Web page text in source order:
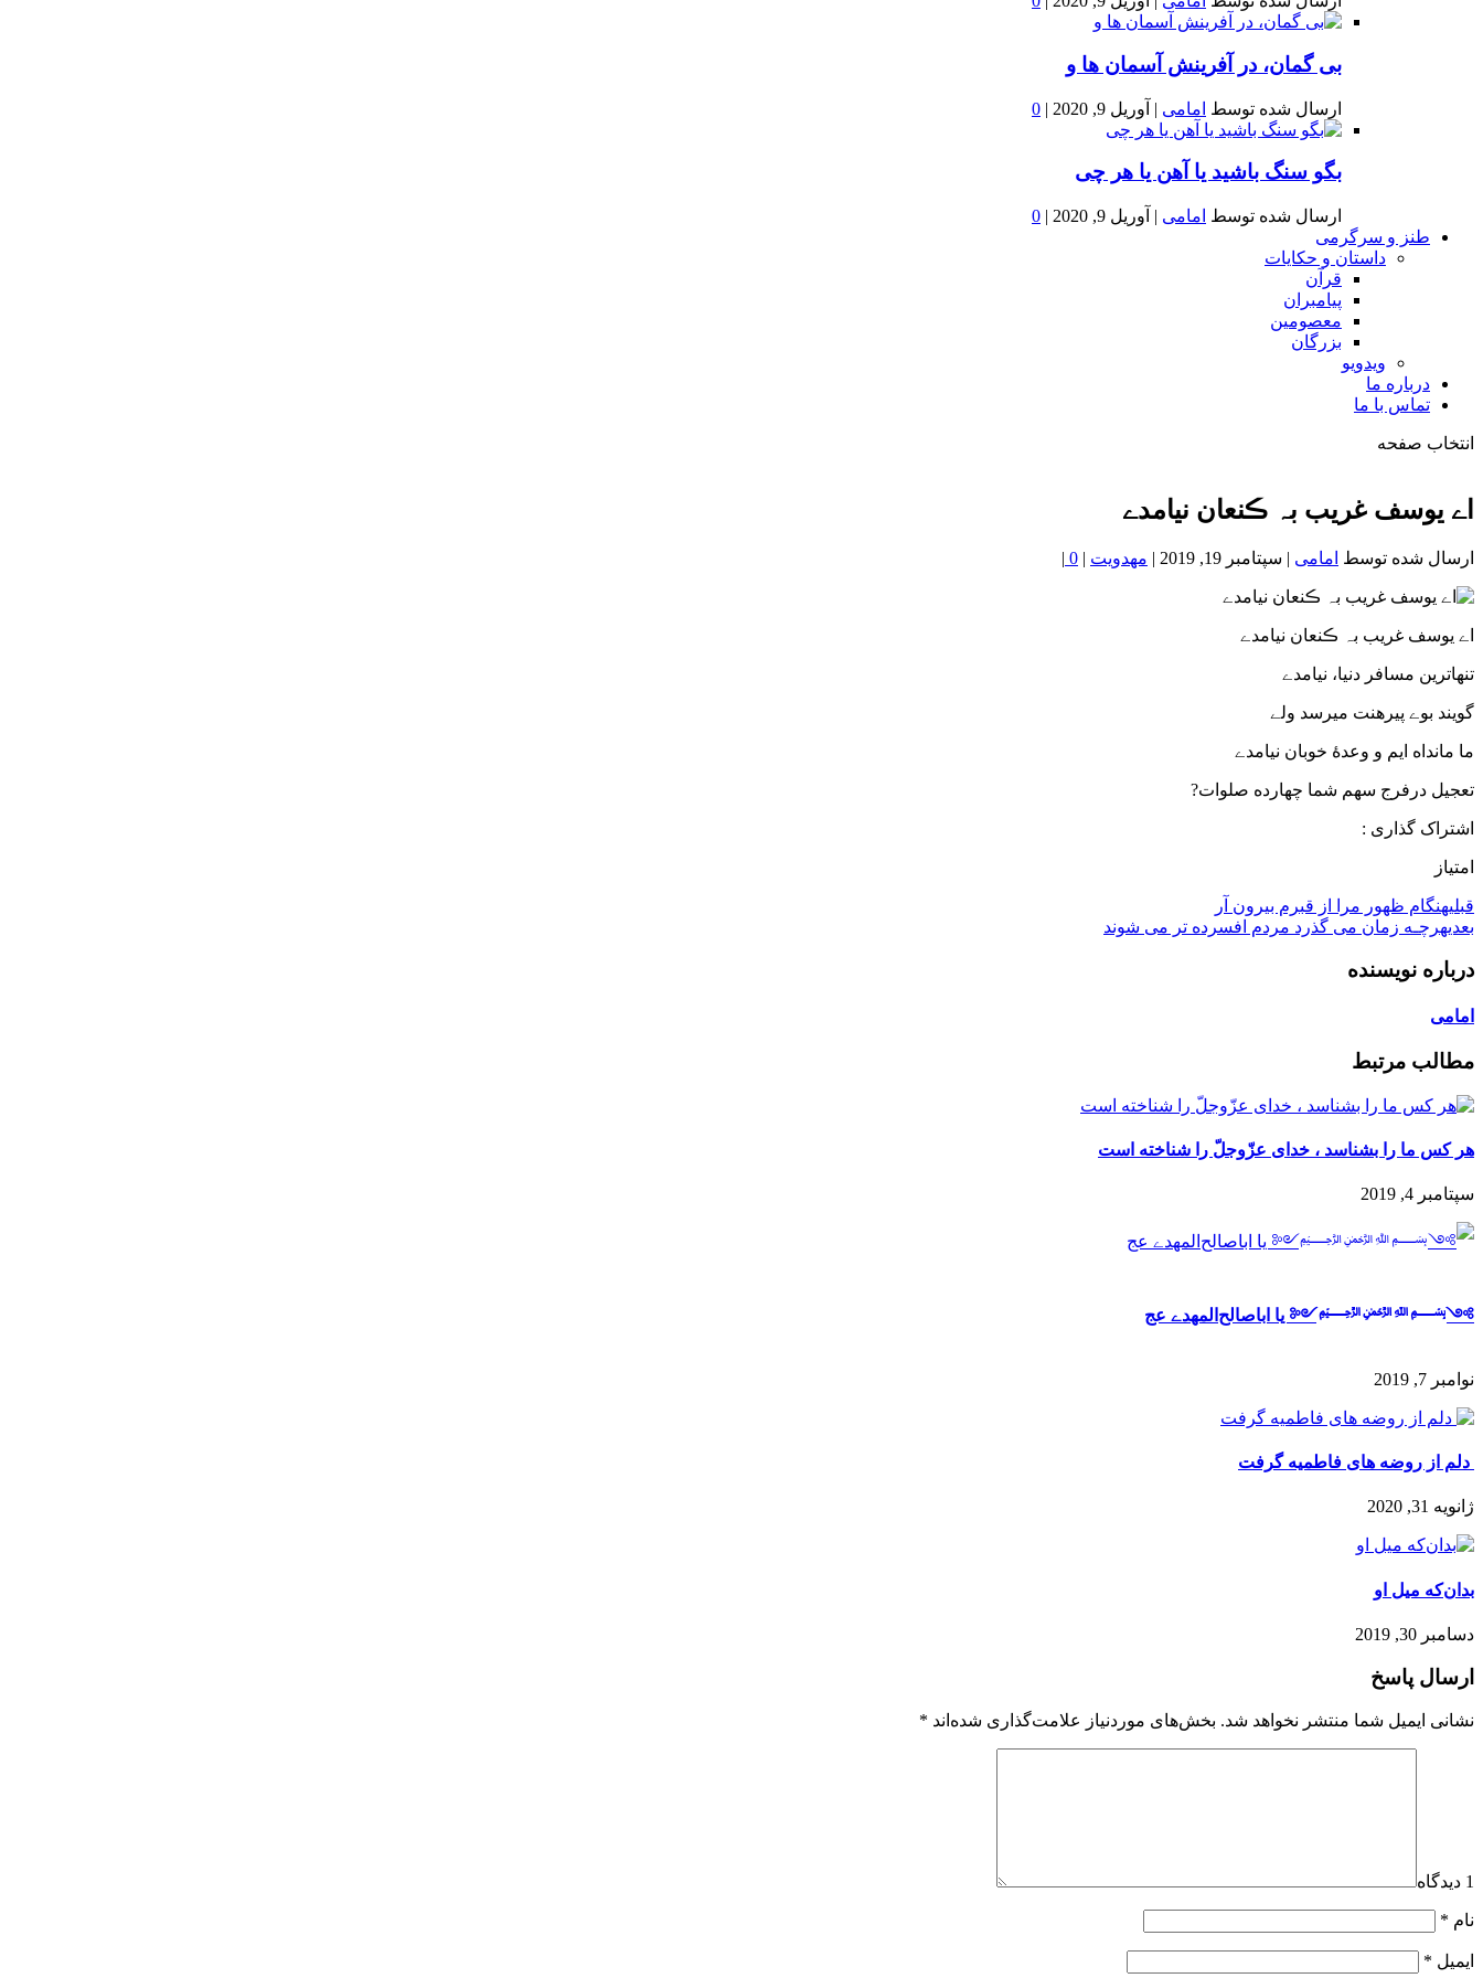
بى گمان، در آفرينش آسمان ها و
ارسال شده توسط امامی | آوریل 9, 2020 |
0
بگو سنگ باشید یا آهن یا هر چی
ارسال شده توسط امامی | آوریل 9, 2020 |
0
طنز و سرگرمی
داستان و حکایات
قرآن
پیامبران
معصومین
بزرگان
ویدویو
درباره ما
تماس با ما
انتخاب صفحه
خون
شمال
اے یوسف غریب بہ ڪنعان نیامدے
ارسال شده توسط امامی | سپتامبر 19, 2019 | مهدویت |
0
|
اے یوسف غریب بہ ڪنعان نیامدے
تنهاترین مسافر دنیا، نیامدے
گویند بوے پیرهنت میرسد ولے
ما مانداه ایم و وعدۀ خوبان نیامدے
تعجیل درفرج سهم شما چهارده صلوات?
اشتراک گذاری :
امتیاز
قبلیهنگام ظهور مرا از قبرم بیرون آر
بعدیهرچـه زمان می گذرد مردم افسرده تر می شوند
درباره نویسنده
امامی
مطالب مرتبط
هر كس ما را بشناسد ، خداى عزّوجلّ را شناخته است
سپتامبر 4, 2019
༻﷽༺ یا اباصالح‌المهدے عج
نوامبر 7, 2019
‍ دلم از روضه های فاطمیه گرفت
ژانویه 31, 2020
بدان‌که میل او
دسامبر 30, 2019
ارسال پاسخ
نشانی ایمیل شما منتشر نخواهد شد. بخش‌های موردنیاز علامت‌گذاری شده‌اند *
1 دیدگاه
نام *
ایمیل *